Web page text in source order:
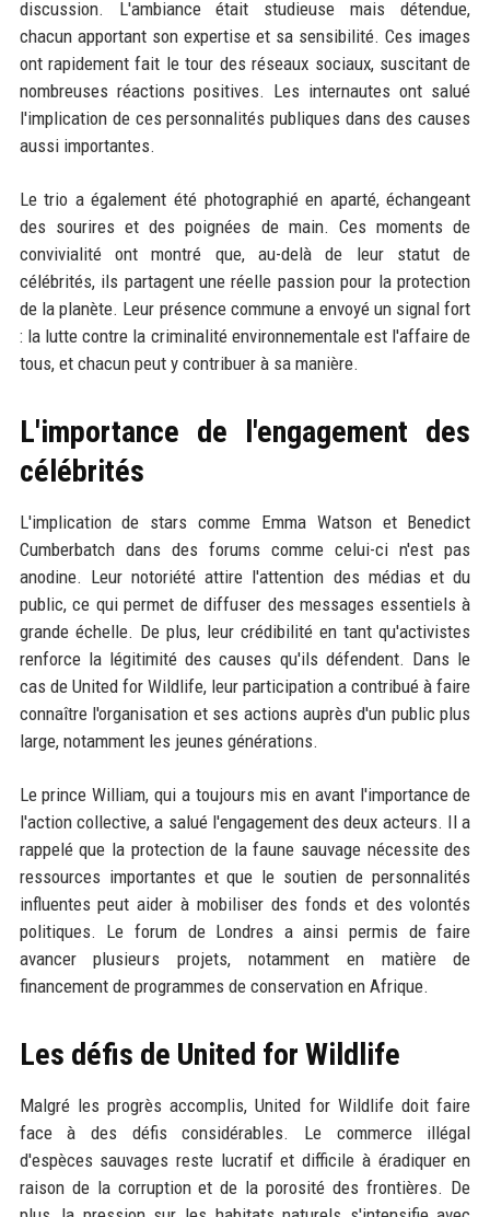
discussion. L'ambiance était studieuse mais détendue,
chacun apportant son expertise et sa sensibilité. Ces images
ont rapidement fait le tour des réseaux sociaux, suscitant de
nombreuses réactions positives. Les internautes ont salué
l'implication de ces personnalités publiques dans des causes
aussi importantes.
Le trio a également été photographié en aparté, échangeant
des sourires et des poignées de main. Ces moments de
convivialité ont montré que, au-delà de leur statut de
célébrités, ils partagent une réelle passion pour la protection
de la planète. Leur présence commune a envoyé un signal fort
: la lutte contre la criminalité environnementale est l'affaire de
tous, et chacun peut y contribuer à sa manière.
L'importance de l'engagement des
célébrités
L'implication de stars comme Emma Watson et Benedict
Cumberbatch dans des forums comme celui-ci n'est pas
anodine. Leur notoriété attire l'attention des médias et du
public, ce qui permet de diffuser des messages essentiels à
grande échelle. De plus, leur crédibilité en tant qu'activistes
renforce la légitimité des causes qu'ils défendent. Dans le
cas de United for Wildlife, leur participation a contribué à faire
connaître l'organisation et ses actions auprès d'un public plus
large, notamment les jeunes générations.
Le prince William, qui a toujours mis en avant l'importance de
l'action collective, a salué l'engagement des deux acteurs. Il a
rappelé que la protection de la faune sauvage nécessite des
ressources importantes et que le soutien de personnalités
influentes peut aider à mobiliser des fonds et des volontés
politiques. Le forum de Londres a ainsi permis de faire
avancer plusieurs projets, notamment en matière de
financement de programmes de conservation en Afrique.
Les défis de United for Wildlife
Malgré les progrès accomplis, United for Wildlife doit faire
face à des défis considérables. Le commerce illégal
d'espèces sauvages reste lucratif et difficile à éradiquer en
raison de la corruption et de la porosité des frontières. De